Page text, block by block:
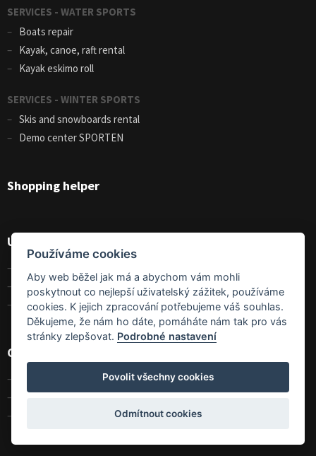
SERVICES - WATER SPORTS
Boats repair
Kayak, canoe, raft rental
Kayak eskimo roll
SERVICES - WINTER SPORTS
Skis and snowboards rental
Demo center SPORTEN
Shopping helper
Useful
GDPR
Size charts
Contact
About us
Používáme cookies
Aby web běžel jak má a abychom vám mohli
poskytnout co nejlepší uživatelský zážitek, používáme
cookies. K jejich zpracování potřebujeme váš souhlas.
Děkujeme, že nám ho dáte, pomáháte nám tak pro vás
stránky zlepšovat. Podrobné nastavení
Povolit všechny cookies
Odmítnout cookies